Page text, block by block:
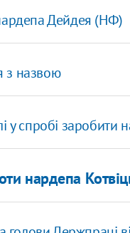
Дейдея (НФ)
з назвою
спробі заробити
нардепа